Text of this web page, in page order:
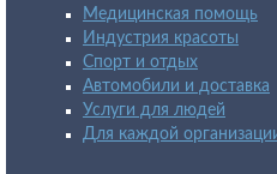
Медицинская помощь
Индустрия красоты
Спорт и отдых
Автомобили и доставка
Услуги для людей
Для каждой